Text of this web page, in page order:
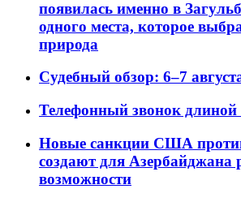
появилась именно в
одного места, которое
природа
Судебный обзор: 6–7
Телефонный звонок длиной
Новые санкции США
создают для Азербайджана
возможности